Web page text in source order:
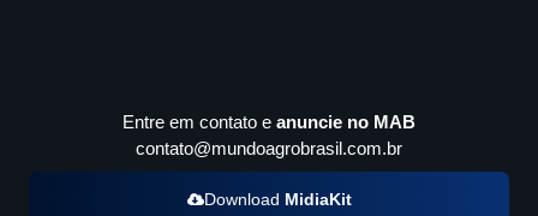
Entre em contato e anuncie no MAB
contato@mundoagrobrasil.com.br
Download MidiaKit